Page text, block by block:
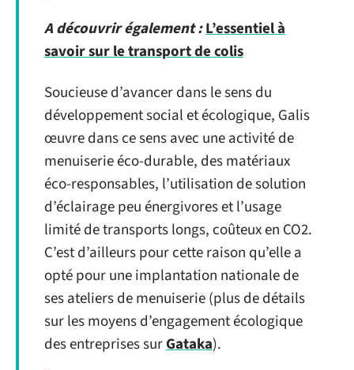
A découvrir également :L’essentiel à
savoir sur le transport de colis
Soucieuse d’avancer dans le sens du
développement social et écologique, Galis
œuvre dans ce sens avec une activité de
menuiserie éco-durable, des matériaux
éco-responsables, l’utilisation de solution
d’éclairage peu énergivores et l’usage
limité de transports longs, coûteux en CO2.
C’est d’ailleurs pour cette raison qu’elle a
opté pour une implantation nationale de
ses ateliers de menuiserie (plus de détails
sur les moyens d’engagement écologique
des entreprises surGataka).